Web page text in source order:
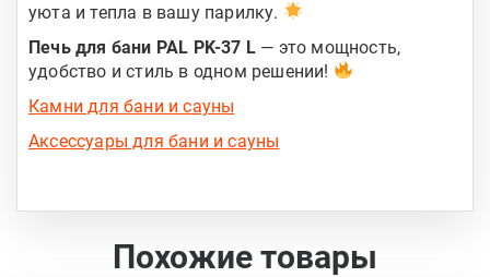
уюта и тепла в вашу парилку.
Печь для бани PAL PK-37 L — это мощность,
удобство и стиль в одном решении!
Камни для бани и сауны
Аксессуары для бани и сауны
Похожие товары